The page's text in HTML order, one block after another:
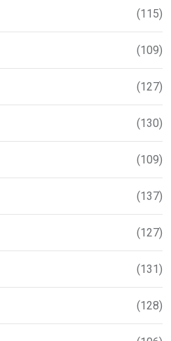
(115)
(109)
(127)
(130)
(109)
(137)
(127)
(131)
(128)